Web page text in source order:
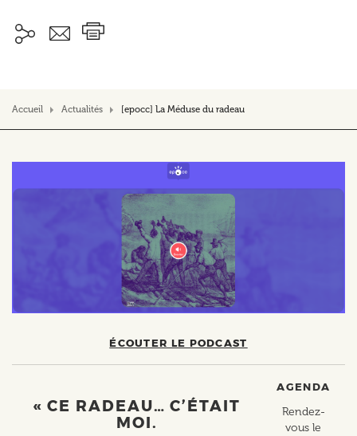
Accueil Actualités [epocc] La Méduse du radeau
ÉCOUTER LE PODCAST
« CE RADEAU… C’ÉTAIT
MOI.
AGENDA
Rendez-
vous le